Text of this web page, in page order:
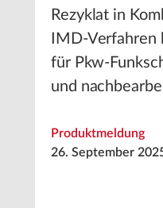
Rezyklat in
IMD-
für Pkw-
und
Produktmeldung
26. September